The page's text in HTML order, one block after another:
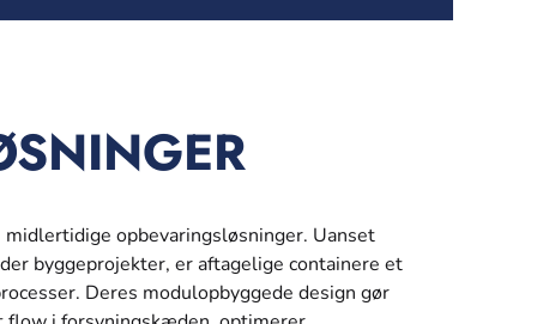
opbevaringsløsninger. Uanset
byggeprojekter, er aftagelige containere et
Deres modulopbyggede design gør